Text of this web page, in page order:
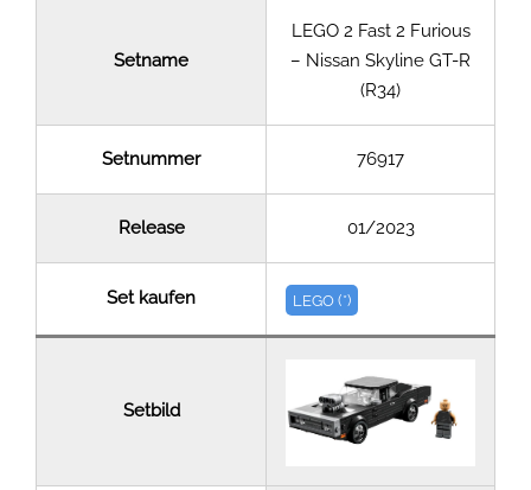
Setname
LEGO 2 Fast 2 Furious
– Nissan Skyline GT-R
(R34)
Setnummer 76917
Release 01/2023
Set kaufen LEGO (*)
Setbild